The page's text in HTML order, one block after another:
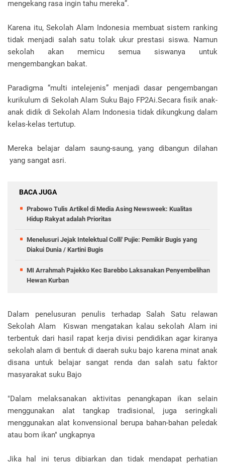
mengekang rasa ingin tahu mereka”.
Karena itu, Sekolah Alam Indonesia membuat sistem ranking
tidak menjadi salah satu tolak ukur prestasi siswa. Namun
sekolah akan memicu semua siswanya untuk
mengembangkan bakat.
Paradigma “multi intelejenis” menjadi dasar pengembangan
kurikulum di Sekolah Alam Suku Bajo FP2Ai.Secara fisik anak-
anak didik di Sekolah Alam Indonesia tidak dikungkung dalam
kelas-kelas tertutup.
Mereka belajar dalam saung-saung, yang dibangun dilahan
yang sangat asri.
BACA JUGA
Prabowo Tulis Artikel di Media Asing Newsweek: Kualitas
Hidup Rakyat adalah Prioritas
Menelusuri Jejak Intelektual Colli' Pujie: Pemikir Bugis yang
Diakui Dunia / Kartini Bugis
MI Arrahmah Pajekko Kec Barebbo Laksanakan Penyembelihan
Hewan Kurban
Dalam penelusuran penulis terhadap Salah Satu relawan
Sekolah Alam Kiswan mengatakan kalau sekolah Alam ini
terbentuk dari hasil rapat kerja divisi pendidikan agar kiranya
sekolah alam di bentuk di daerah suku bajo karena minat anak
disana untuk belajar sangat renda dan salah satu faktor
masyarakat suku Bajo
"Dalam melaksanakan aktivitas penangkapan ikan selain
menggunakan alat tangkap tradisional, juga seringkali
menggunakan alat konvensional berupa bahan-bahan peledak
atau bom ikan" ungkapnya
Jika hal ini terus dibiarkan dan tidak mendapat perhatian